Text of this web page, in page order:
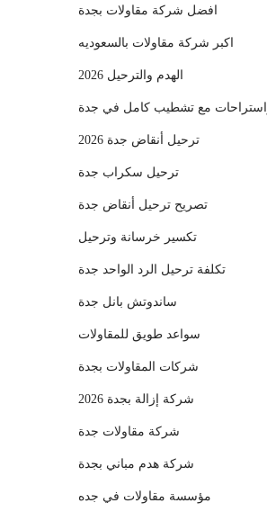
افضل شركة مقاولات بجدة
اكبر شركة مقاولات بالسعوديه
الهدم والترحيل 2026
واستراحات مع تشطيب كامل في جدة
ترحيل أنقاض جدة 2026
ترحيل سكراب جدة
تصريح ترحيل أنقاض جدة
تكسير خرسانة وترحيل
تكلفة ترحيل الرد الواحد جدة
ساندوتش بانل جدة
سواعد طويق للمقاولات
شركات المقاولات بجدة
شركة إزالة بجدة 2026
شركة مقاولات جدة
شركة هدم مباني بجدة
مؤسسة مقاولات في جده